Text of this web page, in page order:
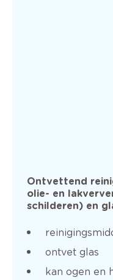
Ontvettend
olie- en
schilderen) en
ontvet glas
kan ogen en